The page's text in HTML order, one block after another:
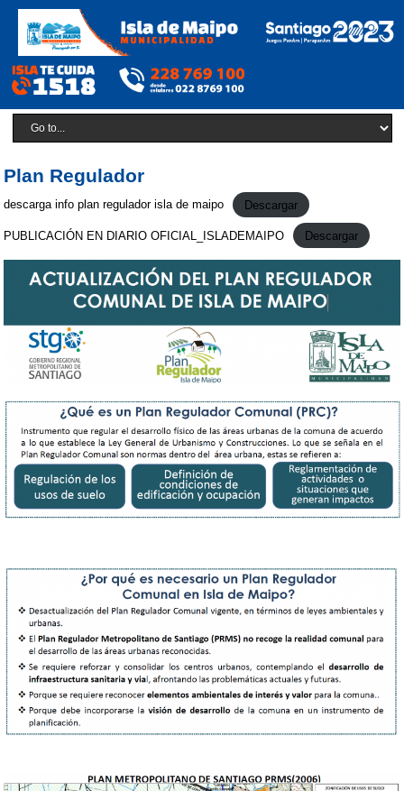
Plan Regulador
descarga info plan regulador isla de maipo Descargar
PUBLICACIÓN EN DIARIO OFICIAL_ISLADEMAIPO Descargar